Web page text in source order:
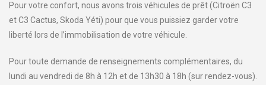
Pour votre confort, nous avons trois véhicules de prêt (Citroën C3
et C3 Cactus, Skoda Yéti) pour que vous puissiez garder votre
liberté lors de l’immobilisation de votre véhicule.
Pour toute demande de renseignements complémentaires, du
lundi au vendredi de 8h à 12h et de 13h30 à 18h (sur rendez-vous).